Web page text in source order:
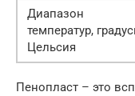
Диапазон
температур,
Цельсия
Пенопласт – это